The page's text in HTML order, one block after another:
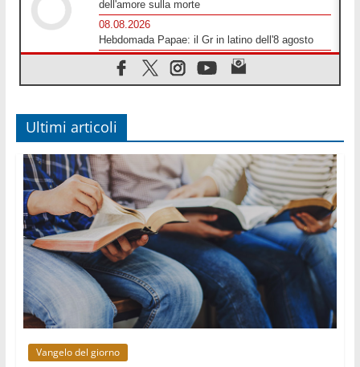
dell'amore sulla morte
08.08.2026
Hebdomada Papae: il Gr in latino dell'8 agosto
08.08.2026
Spin Time, Reina: Cristo non abita nei palazzi del
potere ma si identifica coi senzatetto
SIGNIS 2026, la comunicazione al servizio del
Vangelo
08.08.2026
Argentina, l'arcivescovo Colombo: "La visita del
Papa messaggio di pace e dignità"
08.08.2026
Tonalestate 2026, i giovani sconfiggono la paura
08.08.2026
Marcinelle, 70 anni dopo istituita la Giornata
europea per le vittime sul lavoro
08.08.2026
Arabia Saudita, Turchia e Pakistan stringono una
nuova alleanza militare in Medio Oriente
Ultimi articoli
Vangelo del giorno